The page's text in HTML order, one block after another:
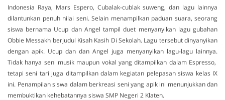
Indonesia Raya, Mars Espero, Cubalak-cublak suweng, dan lagu lainnya
dilantunkan penuh nilai seni. Selain menampilkan paduan suara, seorang
siswa bernama Ucup dan Angel tampil duet menyanyikan lagu gubahan
Obbie Messakh berjudul Kisah Kasih Di Sekolah. Lagu tersebut dinyanyikan
dengan apik. Ucup dan dan Angel juga menyanyikan lagu-lagu lainnya.
Tidak hanya seni musik maupun vokal yang ditampilkan dalam Espresso,
tetapi seni tari juga ditampilkan dalam kegiatan pelepasan siswa kelas IX
ini. Penampilan siswa dalam berkreasi seni yang apik ini menunjukkan dan
membuktikan kehebatannya siswa SMP Negeri 2 Klaten.